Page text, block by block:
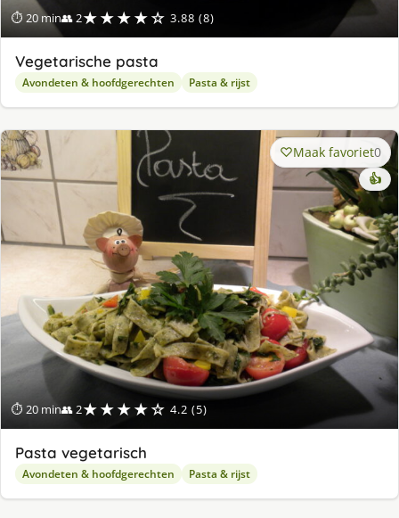
⏱ 20 min👥 2★★★★☆ 3.88 (8)
Vegetarische pasta
Avondeten & hoofdgerechten Pasta & rijst
⏱ 20 min👥 2★★★★☆ 4.2 (5)
Maak favoriet0
👍
Pasta vegetarisch
Avondeten & hoofdgerechten Pasta & rijst